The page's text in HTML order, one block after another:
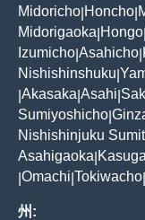
Midoricho Honcho
Midorigaoka Hongo
Izumicho Asahicho
Nishishinshuku
Akasaka Asahi
Sumiyoshicho
Nishishinjuku
Asahigaoka
Omachi Tokiwacho
州: